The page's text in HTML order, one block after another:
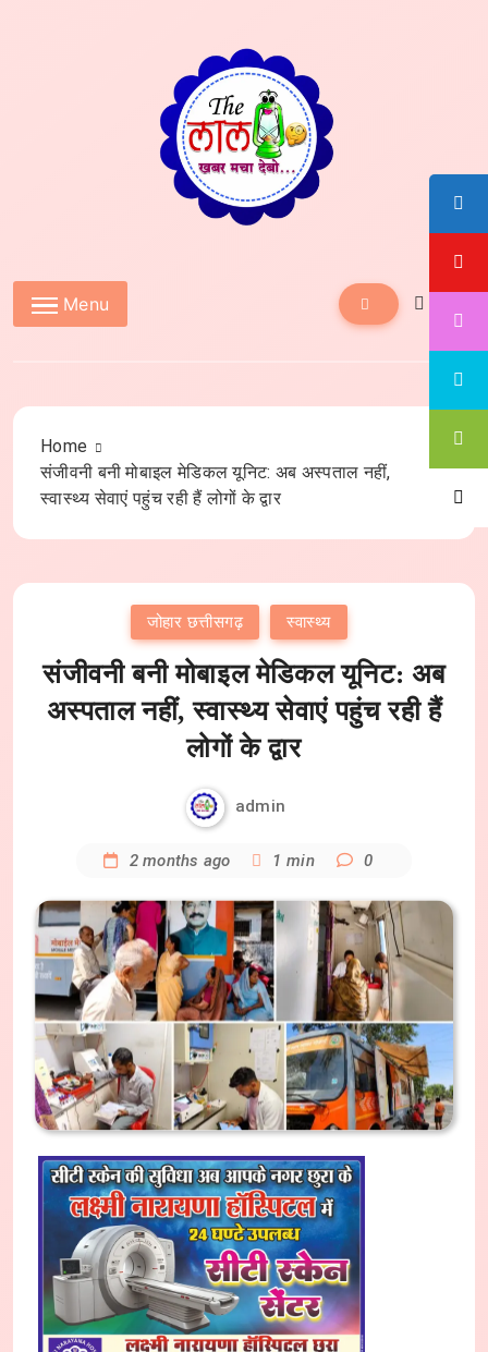
The Lal10
Menu
Home
संजीवनी बनी मोबाइल मेडिकल यूनिट: अब अस्पताल नहीं,
स्वास्थ्य सेवाएं पहुंच रही हैं लोगों के द्वार
जोहार छत्तीसगढ़ स्वास्थ्य
संजीवनी बनी मोबाइल मेडिकल यूनिट: अब
अस्पताल नहीं, स्वास्थ्य सेवाएं पहुंच रही हैं
लोगों के द्वार
admin
2 months ago 1 min 0